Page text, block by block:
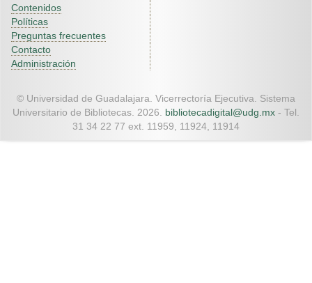
Contenidos
Políticas
Preguntas frecuentes
Contacto
Administración
© Universidad de Guadalajara. Vicerrectoría Ejecutiva. Sistema
Universitario de Bibliotecas. 2026. bibliotecadigital@udg.mx - Tel.
31 34 22 77 ext. 11959, 11924, 11914